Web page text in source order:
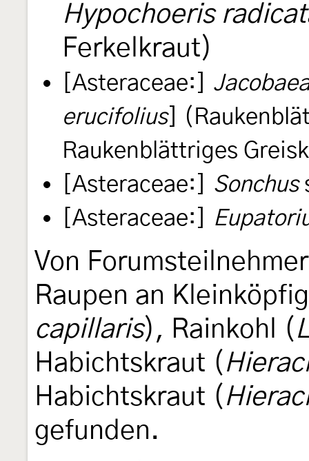
Hypochoeris
Ferkelkraut)
[Asteraceae:]
erucifolius]
Raukenblättriges
[Asteraceae:]
Sonchus
[Asteraceae:]
Von
Raupen an
capillaris), Rainkohl (
Habichtskraut (
Habichtskraut (
gefunden.